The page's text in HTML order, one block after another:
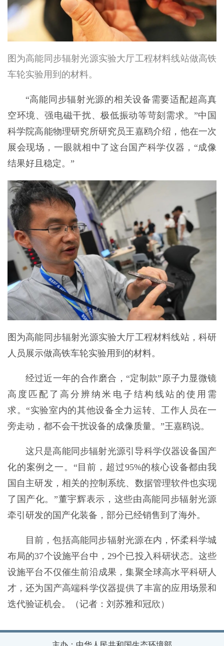
图为高能同步辐射光源实验大厅工程材料线站做高铁
车轮实验用到的材料。
“高能同步辐射光源的相关设备需要适配超高真
空环境、强电磁干扰、极低振动等苛刻需求。”中国
科学院高能物理研究所研究员王嘉鸥介绍，他在一次
展会现场，一眼就相中了这台国产科学仪器，“成像
结果好且稳定。”
图为高能同步辐射光源实验大厅工程材料线站，科研
人员展示做高铁车轮实验用到的材料。
经过近一年的合作磨合，“定制款”原子力显微镜
高度匹配了高分辨纳米电子结构线站的使用需
求。“实验室内的其他设备全力运转、工作人员在一
旁走动，都不会干扰设备的成像质量。”王嘉鸥说。
这只是高能同步辐射光源引导科学仪器设备国产
化的案例之一。“目前，超过95%的核心设备都由我
国自主研发，相关的控制系统、数据管理软件也实现
了国产化。”董宇辉表示，这些由高能同步辐射光源
牵引研发的国产化装备，部分已经销售到了海外。
目前，包括高能同步辐射光源在内，怀柔科学城
布局的37个设施平台中，29个已投入科研状态。这些
设施平台不仅催生前沿成果，集聚全球高水平科研人
才，还为国产高端科学仪器提供了丰富的应用场景和
迭代验证机会。（记者：刘苏雅和冠欣）